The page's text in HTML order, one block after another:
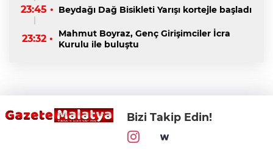
23:45 • Beydağı Dağ Bisikleti Yarışı kortejle başladı
23:32 •
Mahmut Boyraz, Genç Girişimciler İcra
Kurulu ile buluştu
Bizi Takip Edin!